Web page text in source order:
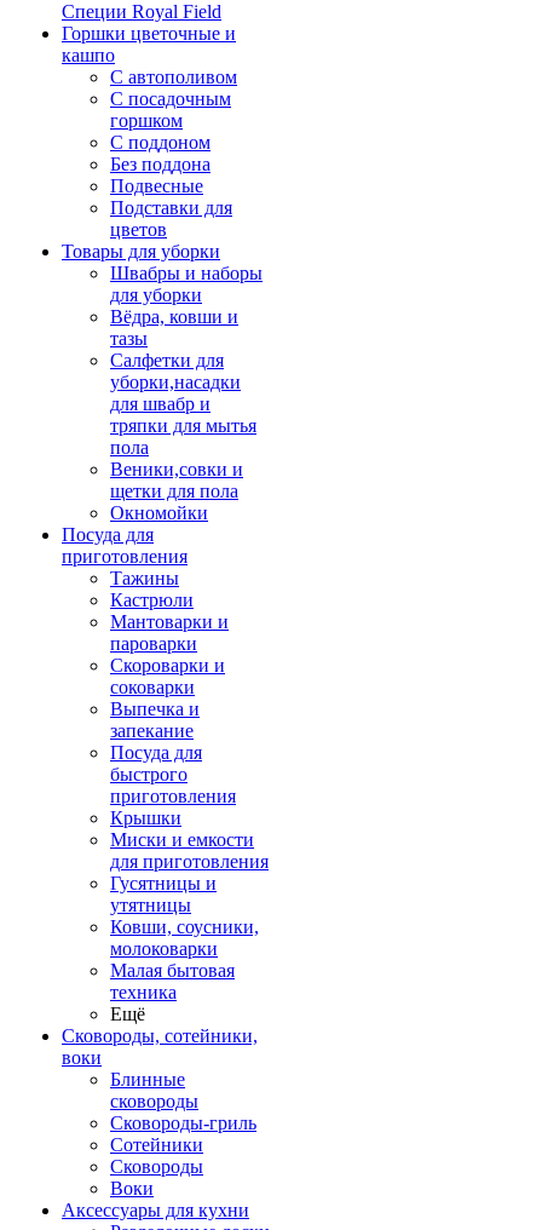
Специи Royal Field
Горшки цветочные и
кашпо
С автополивом
С посадочным
горшком
С поддоном
Без поддона
Подвесные
Подставки для
цветов
Товары для уборки
Швабры и наборы
для уборки
Вёдра, ковши и
тазы
Салфетки для
уборки,насадки
для швабр и
тряпки для мытья
пола
Веники,совки и
щетки для пола
Окномойки
Посуда для
приготовления
Тажины
Кастрюли
Мантоварки и
пароварки
Скороварки и
соковарки
Выпечка и
запекание
Посуда для
быстрого
приготовления
Крышки
Миски и емкости
для приготовления
Гусятницы и
утятницы
Ковши, соусники,
молоковарки
Малая бытовая
техника
Ещё
Сковороды, сотейники,
воки
Блинные
сковороды
Сковороды-гриль
Сотейники
Сковороды
Воки
Аксессуары для кухни